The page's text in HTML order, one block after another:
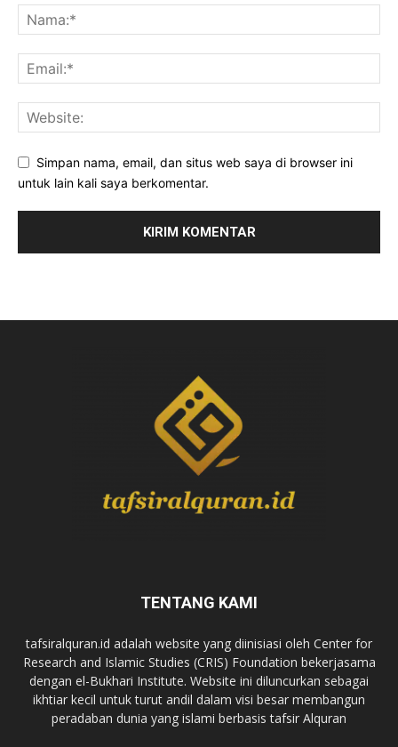
Simpan nama, email, dan situs web saya di browser ini
untuk lain kali saya berkomentar.
TENTANG KAMI
tafsiralquran.id adalah website yang diinisiasi oleh Center for
Research and Islamic Studies (CRIS) Foundation bekerjasama
dengan el-Bukhari Institute. Website ini diluncurkan sebagai
ikhtiar kecil untuk turut andil dalam visi besar membangun
peradaban dunia yang islami berbasis tafsir Alquran